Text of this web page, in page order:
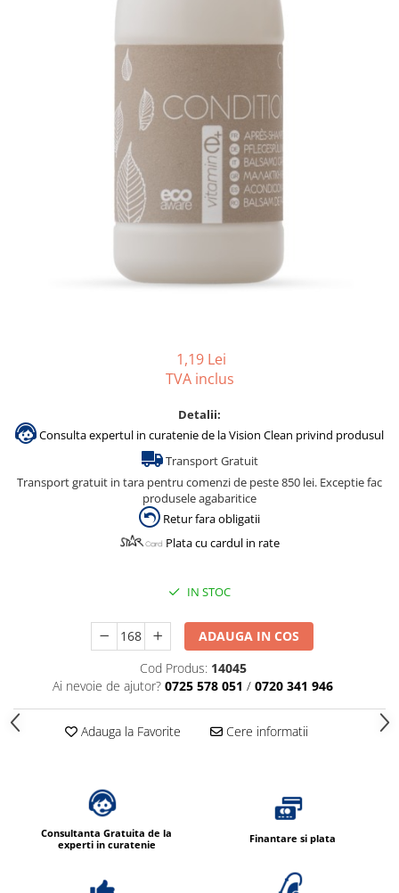
Salvatore Ferragamo
Gama de cosmetice hoteliere Sense
1,19 Lei
TVA inclus
Detalii:
Consulta expertul in curatenie de la Vision Clean privind produsul
Transport Gratuit
Transport gratuit in tara pentru comenzi de peste 850 lei. Exceptie fac
produsele agabaritice
Retur fara obligatii
Plata cu cardul in rate
IN STOC
ADAUGA IN COS
Cod Produs: 14045
Ai nevoie de ajutor? 0725 578 051 / 0720 341 946
Adauga la Favorite Cere informatii
Consultanta Gratuita de la
experti in curatenie
Finantare si plata